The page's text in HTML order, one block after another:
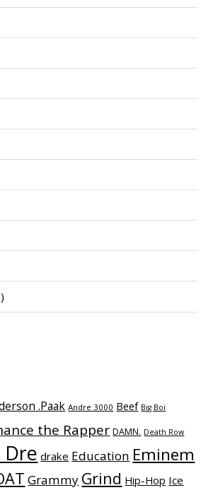
.Paak Andre 3000 Beef Big Boi
the Rapper DAMN. Death Row
Dre drake Education Eminem
Grammy Grind Hip-Hop Ice